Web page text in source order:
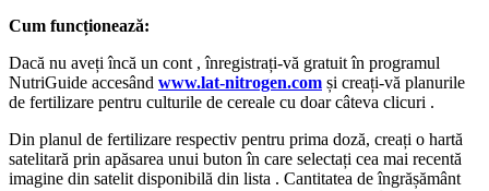
Cum funcționează:
Dacă nu aveți încă un cont , înregistrați-vă gratuit în programul
NutriGuide accesând www.lat-nitrogen.com și creați-vă planurile
de fertilizare pentru culturile de cereale cu doar câteva clicuri .
Din planul de fertilizare respectiv pentru prima doză, creați o hartă
satelitară prin apăsarea unui buton în care selectați cea mai recentă
imagine din satelit disponibilă din lista . Cantitatea de îngrășământ